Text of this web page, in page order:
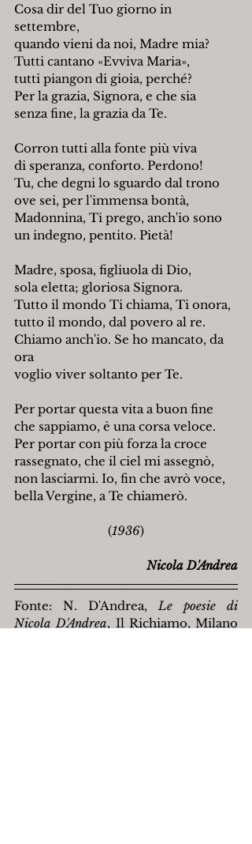
Cosa dir del Tuo giorno in
settembre,
quando vieni da noi, Madre mia?
Tutti cantano «Evviva Maria»,
tutti piangon di gioia, perché?
Per la grazia, Signora, e che sia
senza fine, la grazia da Te.
Corron tutti alla fonte più viva
di speranza, conforto. Perdono!
Tu, che degni lo sguardo dal trono
ove sei, per l'immensa bontà,
Madonnina, Ti prego, anch'io sono
un indegno, pentito. Pietà!
Madre, sposa, figliuola di Dio,
sola eletta; gloriosa Signora.
Tutto il mondo Ti chiama, Ti onora,
tutto il mondo, dal povero al re.
Chiamo anch'io. Se ho mancato, da
ora
voglio viver soltanto per Te.
Per portar questa vita a buon fine
che sappiamo, è una corsa veloce.
Per portar con più forza la croce
rassegnato, che il ciel mi assegnò,
non lasciarmi. Io, fin che avrò voce,
bella Vergine, a Te chiamerò.
(1936)
Nicola D'Andrea
Fonte: N. D'Andrea, Le poesie di
Nicola D'Andrea, Il Richiamo, Milano